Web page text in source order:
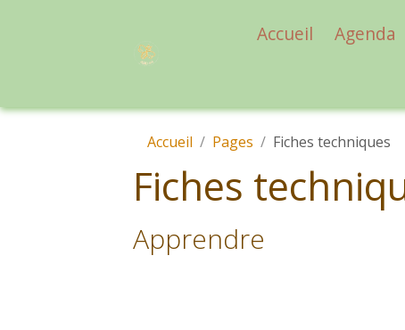
Accueil Agenda
Accueil Pages Fiches techniques
Fiches
Apprendre